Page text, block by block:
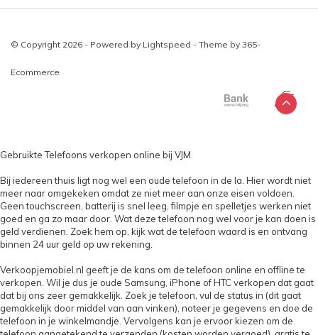
© Copyright 2026 - Powered by Lightspeed - Theme by 365-
Ecommerce
Gebruikte Telefoons verkopen online bij VJM.
Bij iedereen thuis ligt nog wel een oude telefoon in de la. Hier wordt niet
meer naar omgekeken omdat ze niet meer aan onze eisen voldoen.
Geen touchscreen, batterij is snel leeg, filmpje en spelletjes werken niet
goed en ga zo maar door. Wat deze telefoon nog wel voor je kan doen is
geld verdienen. Zoek hem op, kijk wat de telefoon waard is en ontvang
binnen 24 uur geld op uw rekening.
Verkoopjemobiel.nl geeft je de kans om de telefoon online en offline te
verkopen. Wil je dus je oude Samsung, iPhone of HTC verkopen dat gaat
dat bij ons zeer gemakkelijk. Zoek je telefoon, vul de status in (dit gaat
gemakkelijk door middel van aan vinken), noteer je gegevens en doe de
telefoon in je winkelmandje. Vervolgens kan je ervoor kiezen om de